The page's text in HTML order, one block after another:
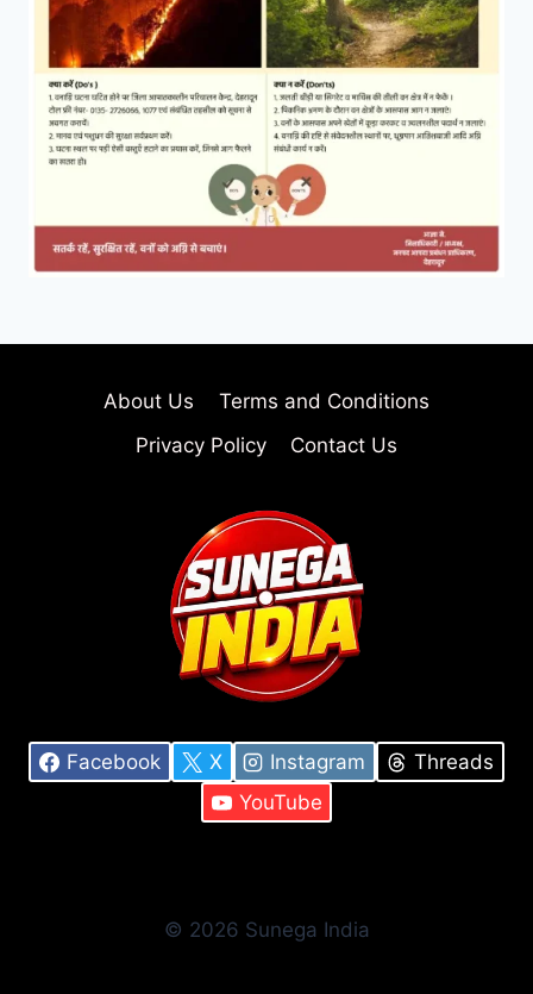
About Us
Terms and Conditions
Privacy Policy
Contact Us
Facebook X Instagram
Threads
YouTube
© 2026 Sunega India